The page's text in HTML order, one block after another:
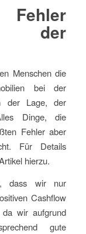
der
Menschen die
bei der
der Lage, der
Dinge, die
Fehler aber
Für Details
hierzu.
dass wir nur
Cashflow
wir aufgrund
gute